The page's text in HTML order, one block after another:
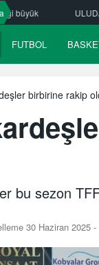
OLACAK?
FUTBOL
birbirine rakip
bu sezon
30 Haziran 2025 -